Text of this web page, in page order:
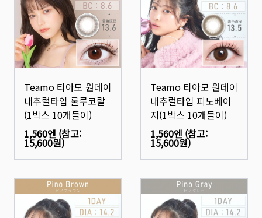
Teamo 티아모 원데이
내추럴타입 룰루코랄
(1박스 10개들이)
1,560엔 (참고:
15,600원)
Teamo 티아모 원데이
내추럴타입 피노베이
지(1박스 10개들이)
1,560엔 (참고:
15,600원)